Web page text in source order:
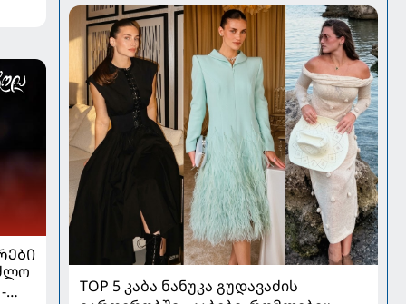
TOP 5 კაბა ნანუკა გუდავაძის